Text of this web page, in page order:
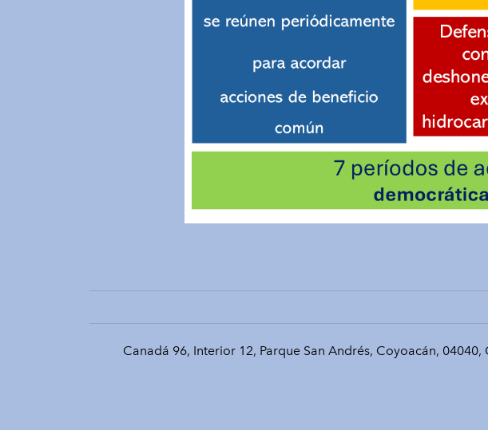
Canadá 96, Interior 12, Parque San Andrés, Coyoacán,